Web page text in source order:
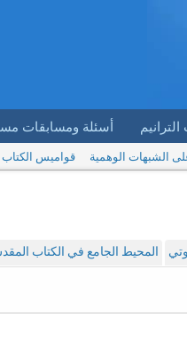
أسئلة ومسابقات
الشبهات الوهمية
قواميس
المحيط الجامع في الكتاب